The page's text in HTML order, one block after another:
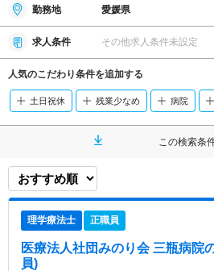
勤務地 愛媛県
求人条件 その他求人条件未設定
人気のこだわり条件を追加する
土日祝休 残業少なめ 病院
この検索条
理学療法士 正職員
医療法人社団みのり会 三瓶病院
員)